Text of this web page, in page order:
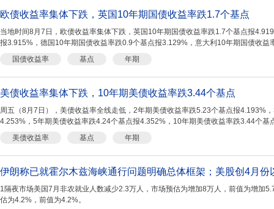
欧债收益率集体下跌，英国10年期国债收益率跌1.7个基点
当地时间8月7日，欧债收益率集体下跌，英国10年期国债收益率跌1.7个基点报
报3.915%，德国10年期国债收益率跌0.9个基点报3.129%，意大利10年期国债收益
国债收益率
基点 年期
美债收益率集体下跌，10年期美债收益率跌3.44个基点
周五（8月7日），美债收益率全线走低，2年期美债收益率跌5.23个基点报4.193%
4.253%，5年期美债收益率跌4.24个基点报4.352%，10年期美债收益率跌3.44个
美债收益率 基点 年期
1隔夜市场美国7月非农就业人数减少2.3万人，市场预估为增加8万人，前值为增加
估为4.2%，前值为4.2%。